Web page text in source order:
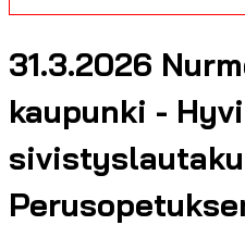
31.3.2026
kaupunki -